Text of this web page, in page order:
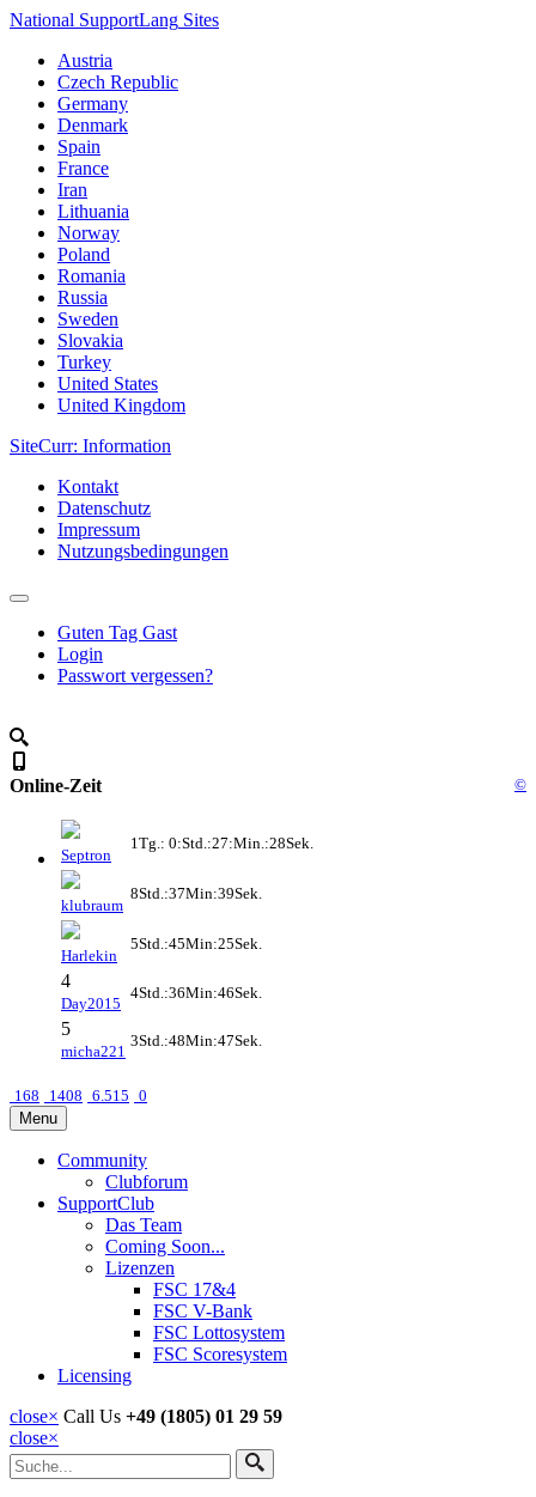
National SupportLang Sites
Austria
Czech Republic
Germany
Denmark
Spain
France
Iran
Lithuania
Norway
Poland
Romania
Russia
Sweden
Slovakia
Turkey
United States
United Kingdom
SiteCurr: Information
Kontakt
Datenschutz
Impressum
Nutzungsbedingungen
Guten Tag Gast
Login
Passwort vergessen?
Online-Zeit ©
Septron
1Tg.: 0:Std.:27:Min.:28Sek.
klubraum
8Std.:37Min:39Sek.
Harlekin
5Std.:45Min:25Sek.
4
Day2015
4Std.:36Min:46Sek.
5
micha221
3Std.:48Min:47Sek.
168 1408 6.515 0
Menu
Community
Clubforum
SupportClub
Das Team
Coming Soon...
Lizenzen
FSC 17&4
FSC V-Bank
FSC Lottosystem
FSC Scoresystem
Licensing
close× Call Us +49 (1805) 01 29 59
close×